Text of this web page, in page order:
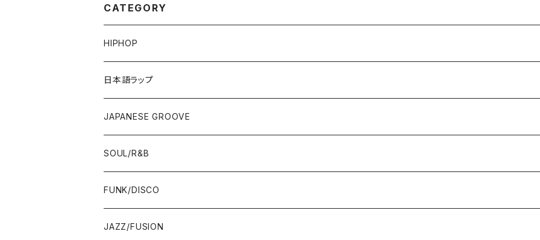
CATEGORY
HIPHOP
12"/7"
80'S OLD SCHOOL
EARLY 90'S MIDDLE〜NEW SCHOOL
LP
80'S OLD SCHOOL
EARLY 90'S MIDDLE〜NEW SCHOOL
日本語ラップ
12"/7"
80'S OLD SCHOOL〜EARLY 90'S
MID〜LATE 90'S
LP
80'S OLD SCHOOL〜EARLY 90'S
MID〜LATE 90'S
CD/TAPE
CD-R/DEMO/SAMPLE
JAPANESE GROOVE
LP
60'S/70'S
80'S
7"/12"
60'S/70'S
SOUL/R&B
LP
60'S/70'S
12"/7"
FUNK/DISCO
LP
JAZZ/FUSION